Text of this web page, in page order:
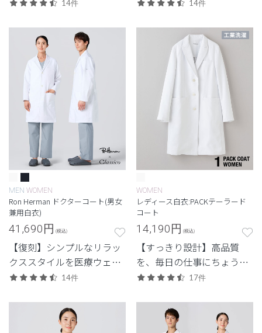
ても座っても美しい丈感の
ショートコート。
14件 14件
MEN WOMEN
Ron Herman ドクターコート(男女
兼用白衣)
41,690円 (税込)
【復刻】シンプルなリラッ
クススタイルを医療ウェア
に落とし込んだロンハーマ
ッション性と機能性を兼ね
備えたドクターコート。
14件
WOMEN
レディース白衣:PACKテーラード
コート
14,190円 (税込)
【すっきり設計】高品質
を、毎日の仕事にちょうど
よく。日常使いしやすいプ
17件